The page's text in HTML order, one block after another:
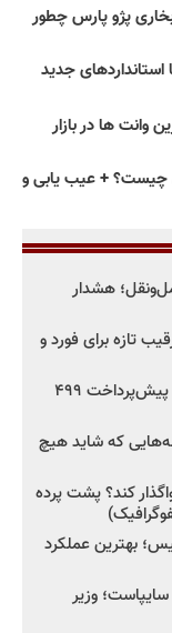
پژو پارس چطور
استانداردهای جدید
معرفی 25 تا از برترین وانت ها در بازار
چیست؟ + عیب یابی و
هشدار
تازه برای فورد و
فروش کوییک اس از امروز در مرداد ۱۴۰۵ / پیش‌پرداخت ۴۹۹
که شاید هیچ
کند؟ پشت پرده
بهترین عملکرد
سایپاست؛ وزیر